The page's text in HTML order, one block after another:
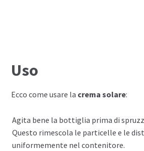
Uso
Ecco come usare la crema solare:
Agita bene la bottiglia prima di
Questo rimescola le particelle e le
uniformemente nel contenitore.